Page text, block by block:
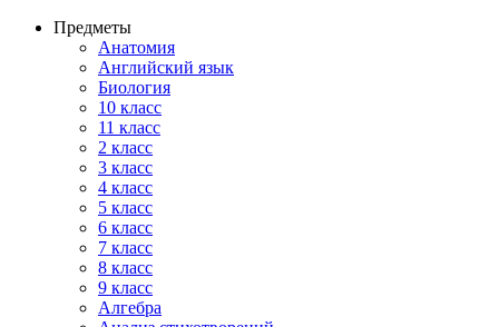
Предметы
Анатомия
Английский язык
Биология
10 класс
11 класс
2 класс
3 класс
4 класс
5 класс
6 класс
7 класс
8 класс
9 класс
Алгебра